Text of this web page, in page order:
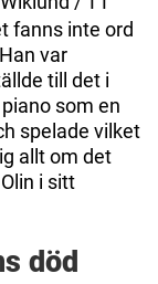
fanns inte ord
var
till det i
som en
spelade vilket
allt om det
i sitt
död